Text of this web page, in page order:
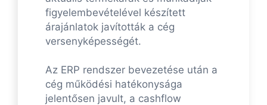
figyelembevételével készített
árajánlatok javították a cég
versenyképességét.
Az ERP rendszer bevezetése után a
cég működési hatékonysága
jelentősen javult, a cashflow